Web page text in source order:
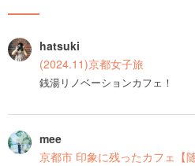
hatsuki
(2024.11)京都女子旅
銭湯リノベーションカフェ！
mee
京都市 印象に残ったカフェ【